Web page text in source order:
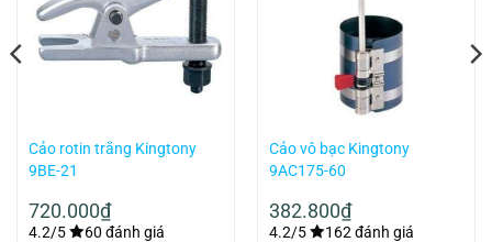
Cảo rotin trắng Kingtony
9BE-21
720.000₫
4.2/5 60 đánh giá
Cảo vô bạc Kingtony
9AC175-60
382.800₫
4.2/5 162 đánh giá